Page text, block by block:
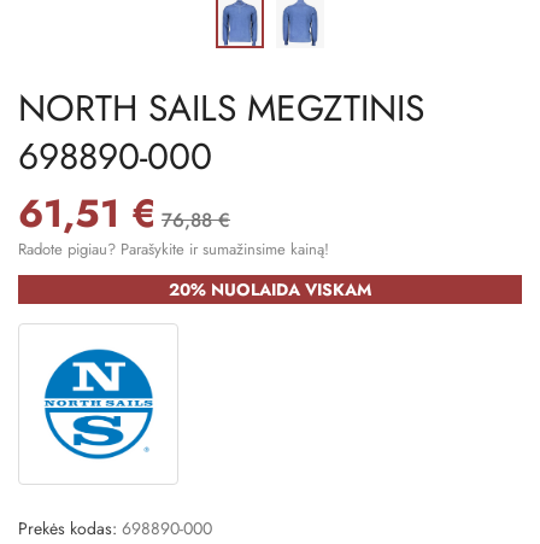
NORTH SAILS MEGZTINIS
698890-000
61,51 € 76,88 €
Radote pigiau? Parašykite ir sumažinsime kainą!
20% NUOLAIDA VISKAM
Prekės kodas: 698890-000